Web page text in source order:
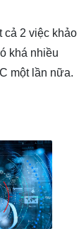
cả 2 việc khảo
khá nhiều
một lần nữa.